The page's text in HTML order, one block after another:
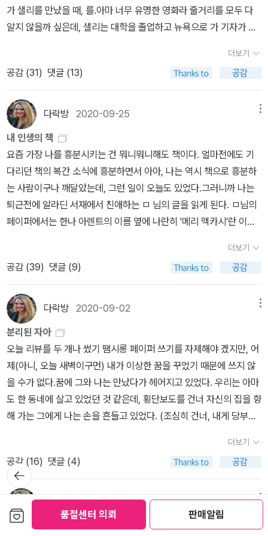
품절센터 의뢰 판매알림
를 그대로 들고 화장실로 가버리는 거다. 하아ㅏㅏㅏㅏㅏㅏㅏㅏㅏㅏ
ㅏㅏㅏㅏㅏㅏㅏ그리고 볼 일을 보면서 통화를 하게 됩니다. 여러분,
에서 볼 일 보면서 통화하지 마세요. 상대한테 다 들립니다. 그러니까
나는 볼일을 보면서 안 보는척 아무렇지도 않게 통화를 했다,고 생각
했는데, 다 보고나서 그런데 변기를 돌릴 수가 없는거다. 왜냐하면 변
기를 돌리면 내가 쉬했다는 걸 상대가 알게 되잖아요? 그래서 변기도
안돌리고 손도 안씻고 그냥 화장실을 나서는데, 아아ㅏㅏㅏㅏㅏㅏㅏ
ㅏㅏㅏㅏㅏㅏㅏㅏㅏㅏㅏㅏㅏㅏㅏㅏㅏ 이자식이 ㅋㅋㅋㅋㅋㅋㅋㅋ
ㅋㅋㅋ'근데 왜 변기는 안돌려?'라고 물었던 겁니다. 하아 쉬바ㅏㅏㅏ
ㅏㅏㅏㅏㅏㅏㅏㅏㅏㅏㅏㅏㅏㅏㅏㅏㅏㅏㅏㅏㅏㅏㅏㅏㅏㅏㅏㅏㅏㅏ
ㅏㅏㅏㅏㅏㅏㅏㅏ수치스러워 ㅠㅠㅠㅠㅠㅠㅠㅠㅠㅠㅠㅠㅠㅠㅠㅠㅠ
ㅠㅠㅠㅠㅠㅠㅠㅠㅠㅠㅠㅠㅠㅠㅠㅠㅠㅠㅠㅠㅠㅠ그러면 내가 차라
리, 그냥, 솔직하게, 아 들렸어? ㅜㅜ 아 쪽팔려.. 이랬으면 되는데, 내
가 그 때 너무 놀라고 긴장해가지고 ㅋㅋㅋㅋㅋㅋ 안싼척 하면서, 나
물마신건데? 이러면서 정수기에서 물을 따른거다. 그리고 마시면서
수화기 건너편의 남자가 잠깐 침묵한 뒤 '알았어' 라고 하는데, 이미
나도 알고 너도 아는 부분.. 내가 오줌싸면서 통화한 걸 그도 안다는
걸 내가 안다는 걸 그도 안다.. 그러나 우린 이 일에 대해 끝까지 침묵
하게 되는데... 내가 이게 진짜 너무 수치스럽고 그날 통화를 끊고 머
리털 쥐어 뜯고 이불킥을 이천번 하면서, 아니 심지어 바야흐로 내가
삼십대 후반에 일어난 일입니다. 얘들아, 술 마시고 좋아하는 남자랑
통화하지마 이성을 상실해버리면 이런 일을 저지른다 ㅠㅠ 아무튼 그
래가지고 내가 너무 수치스러워서 당시 나의 연애사를 매일 보고받던
네, 너가 그런 일을 하다니... 막 이렇게 되어버린거다. 세상에. 진짜
내가 그간의 연애를 돌이켜보면 다른 누구를 대입해도 그 딴 실수 안
할텐데, 너무 좋아해서 대가리가 약간 맛이 가버린... 뇌여, 돌아왔어
야지!! 이 일이 잊히지가 않고 더러운 과거로 남아있다. 아ㅏㅏㅏㅏㅏ
ㅏㅏㅏㅏㅏ 그런데 헤이즐은 오줌 싸는 모습을 들키는 거다. 모르겠
다 모습을 들키는 게 더 나쁜지 소리를 들키는 게 더 나쁜건지. 아무
작 했지만 이렇게 코넬의 근무 시간을 줄여버리면 버는 돈이 더 적어
진다. 지금도 친구랑 사는 방값을 간신히 내는데 이를 어쩐담. 대부분
의 날들을 메리앤의 집에 가서 시간을 보냈고 그 때 메리앤이 식사값
도 댔고 맥주도 샀다. 영화티켓도 메리앤이 결제한다. 메리앤은 이에
대해 한 번도 불평한 적도 없고 불만을 가지지도 않았고, 그걸 코넬도
자리를 구할 때까지 너랑 좀 지내고 싶은데'하면 메리앤은 고민하지
않고 바로 그러라고 할 것이라는 것도 안다. 그러나 그 말을 한다는 것
은 아무리 둘이 만나고 또 오래 함께 지내는 사이여도 좀 어렵다. 메리
앤은 돈 걱정 없이 살아온 사람이고, 계층이 다르다고 코넬은 느끼는
터라, 그 말을 꺼내는 것은 큰 마음먹기가 필요하다.나는 롯데리아에
앉아 미숫가루를 시켜 먹으면서 이 부분을 읽었다. 그리고 어쩔 수 없
이 나의 노동자모드가 장착되는 걸 느꼈다. 이상하다, 이것은 너무나
이상하다. 왜 어떤 사람은 일을 하는데도 방값을 낼 수 없을까. 왜 어
쓸 수 있을까. 돈을 쓰려면 버는 것이 선행되어야 하고, 벌려면 노동하
는 것이 선행되어야 하지 않나. 그런데 왜, 노동하는 코넬은 돈이 없고
노동하지 않는 메리앤은 돈이 있는걸까. 왜. 왜 노동하면서도 비참함
을 느껴야 하지? 왜? 이거 너무 이상하지 않은가. 왜 세상은 이따위
지? 이건 비단 코넬의 이야기만은 아니다. 흔하게 볼 수 있는 우리 주
변의 이야기다. 어떤 사람은, 그러니까 우리 나라에서는 그걸 '금수저'
라고 부르기도 하는데, 태어나면서부터 많은 돈을 갖고 있다. 굳이 노
동하지 않아도 매일 노동하는 다른 사람들보다 더 많은 돈을 갖고 더
좋은 것을 사고 더 맛있는 것을 먹는다. 어떤 사람들은 노동하지 않아
도 게속 큰 돈이 들어오고 어떤 사람들은 노동해도 먹고 살기가 힘들
다. 이거 너무 이상하지 않나. 열심히 노동하는데 왜 비참해야 하지.
열심히 노동하는데 왜 아쉬운소리 해야 하고, 열심히 노동하는데 왜
빈부격차를 느껴야 하지? 왜?자, 코넬은 어렵지만, 메리앤에게 얘기
한다. 코넬이 하고 싶었던 얘기는 나는 룸메의 집에서 나와야 하고 렌
트비를 벌 때까지 너랑 좀 있고 싶은데, 였다. 그러면 다음 수순은 당
연히 메리앤의 '그렇게 해' 였다. Hey, listen. By the way. It looks
like I won't be able to pay rent up here this summer. Marian
고 그래 어쩌려고...그런데 한 번 해보고 싶긴하다. 너랑 나 친구, 베
프, 너 남자사람 나 여자사람, 우리 둘이 여행, 한 침대, 노섹스 노누드
사람이겠지만, 그래도 노섹스 노누드, 사실 나는 그거 자신있다.뭐 어
쨌든 에마와 덱스터는..그렇게 되었다. 어떻게? 안알랴줌.에마는 차
근차근 자신의 길을 찾아 간다. 학교 선생님이 되고 늘 염원했던 글을
쓴다. 차근차근, 차근차근.덱스터는 화려한 시절과 인기를 가졌지만
지저분한 쇼의 진행자라는 오명도 갖고 있고 무엇보다 자신의 부모님
에게 자신이 진행하는 쇼를 보여드릴 수가 없다. 덱스터의 엄마가 그
쇼를 보려고 하자 그걸 말리는 거다. 내가 하는 일을 내가 사랑하는 사
람이 모르게 하고 싶다는 그 부끄러운 마음, 결코 자랑스러울 수 없는
일을 하는 그 마음. 그렇다면 그 일은 안하는 게 낫지 않을까?에마는
도 가게 되고 그렇지만 에마는 이언을 사랑하지 않는다. 이언은 에마
랑 함께하는게 기적같이 여겨지지만 그러나 에마가 사랑하는 건 덱스
안다. 덱스터를 보는 눈으로 자신을 보지 않는다는 걸 안다. 에마는 자
신의 인생을 충실히 살아가며 책을 쓰고 작가가 되고 거주지를 옮기
는 이 모든 과정에서 그러나 자신의 어느 한 부분에 덱스터를 두고 내
치지 않는다. 덱스터랑 싸우기도 하고 덱스터의 청첩장을 받아도 그
녀는 그를 놓지 않는다. 아니, 청첩장 받을 때 기분이 어땠겠냐고 ㅠㅠ
문득 너무 좋아했지만 더이상 연락하지 않는 사이가 되었던 남자가 2
년만에 연락해왔을 때 '나한테 청첩장 주려는건가?!' 이러고 대충격
받았던... 나의 과거가 떠오른다. 그가 '하아 내가 어떻게 너한테 청첩
피라미드로 넘어갔었다. 굳이 2년만에 연락을... 그렇다면 피라미드?
좋다, 만나서 네가 나에게 옥장판을 팔아도 나는 사지 않겠다. 나는 너
를 정말 좋아했지만 다단계 영업엔 노를 말하겠어. 나는 이렇게 칼같
은 여자, 냉철한 여자, 차가운 도시여자야! 이성이 가득하다! ㅋㅋㅋㅋ
ㅋㅋㅋㅋㅋ아 인생을 조심조심 살아가려는 나의 태도 되시겠다. 아무
튼,덱스터의 인생이 행복과는 거리가 멀어지면 멀어질수록, 나이가
좀 읽어보게 되지 않나? 그렇게 내가 뜬금, 갑자기, 꺼내든 책은 이것
이다. 아아, 나한에 이런 책이 있었네? 나는 포르노 책장을 한 칸 따로
고 추천사를 보는데, 아니 이것은 내 생각과 넘나 다르네. 그러니까 포
르노에 중독된 남자들의 뇌... 는 거룩하게 우리 신앙으로 고칠 수 있
다는 건가 싶어 좀 읭? 했는데, 저자는 서문에서 '기독교 신앙을 바탕
으로' 이 책을 썼다고 한다. 오, 별 책이 다 있구나.. 이 책을 누가 샀
다? 내가 샀다. 그렇게 내친김에 서문을 읽게 되어버린 것이다.사실
나는 포르노그래피를 항상 보고 있다. '어디에나' 포르노그래피가 있
기 때문이다. 포르노그래피는 피할 수 없다. 굳이 찾지 않아도 그냥 눈
에 들어온다. 결과적으로 포르노그랲피에 반복적으로 노출되면서 여
자의 몸을 물건 취급하다 보면, 우리의 뇌는 서로를 바라보는 방식이
변하게 된다. 특정 자극에 반복적으로 노출되면 신경 회로가 형성된
다. 학습이 이루어지는 것이다. 그렇다면 포르노그래피는 무엇을 학
의 한 구절이 떠올랐다(적어놓고 나니 세 구절). '데릭 젠슨'의 책이다.
말이 나와서 말인데, 이 책 추천합니다. 여러분 한 번들 읽어보삼..두
번 읽어도 됩니다. 데릭 젠슨의 문명과 혐오, 별 다섯!!포르노는 나의
무의식적인 공상까지 바꾸어놓고 있었다. 역사적으로 나의 판타지는
대화로 이어지는 것이었다. 즉 어떤 여성을 봤는데 관심이 간다면, 즉
시 ‘저 여자에게는 어떻게 말을 걸어야 할까?‘하고 생각했다. 어떤 창
조적이고 열띤 대화를 할 수 있을지를 상상하곤 했던 것이다. 그러나
최근에는 이렇게 짧은 시간 동안 포르노를 보았을 뿐인데도, 가끔 여
자를 보면 저 여자의 음모는 무슨 색일까, 성기는 어떤 모양일까가 궁
금해지기 시작했다. 그런 건 질색이다. 나는 예전 방식으로 돌아가고
싶다. 곧 그렇게 되기를 바란다. - P179인터넷에서 ‘강간‘이라는 키
워드로 검색을 하면, 다른 범주(성폭력 상담 전화, 지지 그룹, 학분적
분석, 역사, 뉴스 등)에 대한 정보보다 포르노 사이트가 훨신 더 많이
뜬다는 사실을 어떻게 보아야 할지 모르겠다. 포르노그래피가 강간
관련 사이트 전체의 3분의 1 이상을 차지한다. 검색어가 섹스나 누드
가 아니었다는 것, 질, 페니스, 좆, 씹 같은 것이 아니라 강간이었다는
가 샐리를 만났을 때, 를.아마 너무 유명한 영화라 줄거리를 모두 다
알지 않을까 싶은데, 샐리는 대학을 졸업하고 뉴욕으로 가 기자가 되
가야 하고, 그 길에 자신의 친구의 애인인 해리와 동행하기로 한다. 해
리도 거기서 자리를 잡기 위해 가니 운전을 교대로 하며 가기로 한 것.
그렇게 그들은 처음 만나 차 안에서 함께 보내기로 한다.나는 일단 여
기서부터 나에게 일어나지 않을 일이란 생각을 했는데, 내가 사랑하
는 남자를 내 친구랑 둘이 18시간 동안 붙여놓는 일을, 할 수 있을까?
를 물어보면, 글쎄 딱히 그러고 싶지 않은 거다? 애인도 믿고 친구도
믿는다지만, 굳이 이런 상황 만들어서 나는 믿는다...이러고 싶지가 않
아? 뭐, 남자 여자 이성간이라고 좁고 밀폐된 공간안에서 뭔 일이 일
어나리라는 보장은 없지만 좀 거시기하잖아? 서로 좋아하는 것만 문
제되는 게 아니라 서로 싫어하는 것도 문제다. 거기서 싫어하면 우
쪄... 아무튼 그렇게 해리와 샐리는 처음 만나 함께 차를 타고 뉴욕으
로 이동하는데, 으, 해리 너무 비호감이다. 첫만남 당시 이십대 초반이
라 겉멋과 허세가 가득하긴 하지만, 그래도 포도 먹으면서 창밖으로
어쨌든 이 영화속, 이들이 이렇게나 오랜 시간 함께 있으면서 대화를
하다보니, 너무나 유명한 '남자와 여자가 친구가 될 수 있는가'에 대한
논쟁이 나온다. 샐리는 될 수 있다고 생각하고 해리는 될 수 없다고 생
각한다. 친구로 지낸다면 남자는 반드시 여자랑 자고 싶어할 거라고.
음... 사람에 따라 주장하는 바도 또 생각하는 바도 다르겠지만, 이성
애자인 사람에게 이성이 친구가 될 수 있는가 하는 문제에 대해서라
면 살면서 대부분의 사람들이 숱하게 생각하고 부딪쳐본 질문일 것이
다. 될 수 있나? 나는 될 수 있다고 생각하는 사람인데, 거기에 해리의
럴 수도 있고 아닐 수도 있을 것 같다. 왜냐하면 내가 남자사람들과 나
누는 우정 중에 어떤 부분에서는, 그러니까 어떤 상대에 대해서는 성
적 욕망을 갖게 되는 경우도 더러 있기 때문이다. 반드시 이 남자랑 섹
스할거야, 도 아니고 으으 이 남자랑 섹스하고 싶다, 도 아니지만, 하
면 좋지 않을까, 라는 생각을 혹은 상대가 하자고 하면 나도 싫지 않을
것 같다, 는 생각을 그동안 살아오면서 이성과 우정을 나누는 동안 해
더보기
공감 (31) 댓글 (13)
다락방 2020-09-25
내 인생의 책
요즘 가장 나를 흥분시키는 건 뭐니뭐니해도 책이다. 얼마전에도 기
다리던 책의 복간 소식에 흥분하면서 아아, 나는 역시 책으로 흥분하
는 사람이구나 깨달았는데, 그런 일이 오늘도 있었다.그러니까 나는
퇴근전에 알라딘 서재에서 친애하는 ㅁ 님의 글을 읽게 된다. ㅁ님의
페이퍼에서는 한나 아렌트의 이름 옆에 나란히 '메리 맥카시'란 이름
질 않는걸 보면, 그저 들어본 이름일뿐 내가 읽었던 책들의 작가는 아
닌 것 같았다. 나는 한나 아렌트와 나란히 등장했다는 이유 하나 만으
로 흥분하기 시작했고, 뭐든 읽어보자! 하는 마음으로 알라딘에 검색
했는데, 뭔가 이렇다할 번역서가 나오질 않았다. 도대체 뭐하는 사람
인지 모르겠는거다. 그렇다면 내가 이 이름이 왜이다지도 익숙한가,
했더니, 그건 아마도 영화배우 '멜리사 맥카시' 때문인가 보았다. 어쨌
든,한나 아렌트와 나란히 언급될 정도라면 분명 작품이 있을 것이고,
어딘가에서는 정보를 얻을 수 있을것이다, 해서 나는 네이버 창에 메
리 맥카시를 검색했고, 아아, 이 책의 존재를 알게 된다. 20세기의 매
력적이고 논쟁적인 여섯 여성 지식인을 다룬 책이다. 독특한 신학과
정치학을 개진했던 철학자 시몬 베유, 20세기 최고의 정치이론가 한
나 아렌트, 소설가이자 당대 지성계에서 독보적 여성이었던 메리 매
카시, 미국 최고의 에세이스트이자 평론가, 소설가인 수전 손택, 사회
적 주변인들을 작품에 담았던 천재적 사진작가 다이앤 아버스, 2005
년 전미 도서상을 수상한 작가 조앤 디디온. 이들은 어떤 단일한 전통
도 따르지 않으며, 단순한 범주로 묶을 수도 없다.하지만 저자 데보라
넬슨에 따르면 그들은 문체와 철학적 관점에서 서로 연관성이 있다.
더보기
공감 (39) 댓글 (9)
다락방 2020-09-02
분리된 자아
오늘 리뷰를 두 개나 썼기 땜시롱 페이퍼 쓰기를 자제해야 겠지만, 어
제(아니, 오늘 새벽이구먼) 내가 이상한 꿈을 꾸었기 때문에 쓰지 않
을 수가 없다.꿈에 그와 나는 만났다가 헤어지고 있었다. 우리는 아마
도 한 동네에 살고 있었던 것 같은데, 횡단보도를 건너 자신의 집을 향
해 가는 그에게 나는 손을 흔들고 있었다. (조심히 건너, 내게 당부하
습도 좋아...이러면서 그의 모습이 사라지기까지 쳐다보다가 뒤를 돌
아 나는 내 집으로 향했다. 얼마 걷지 않아 내 집이 나왔고 뭔가 약간
가게 같은 느낌의 내 집 앞에 있는 평상에 앉아 잠시 쉬고 있었다. 여
기서 좀 쉬다가 들어가야겠다, 하고. 그런데 갑자기 내가 앉은 왼쪽 옆
에 누가 와 앉는거다. 고개를 돌려보니 방금 헤어진 그였다. 앗 깜짝이
야, 당신이 여기 왜있어? 왜 왔어? 무슨 일이야? 물었는데 그의 표정
더보기
공감 (16) 댓글 (4)
다락방2019-08-02
《아무튼, 외국어》사전의 먼지를 털자
뒤로가
기